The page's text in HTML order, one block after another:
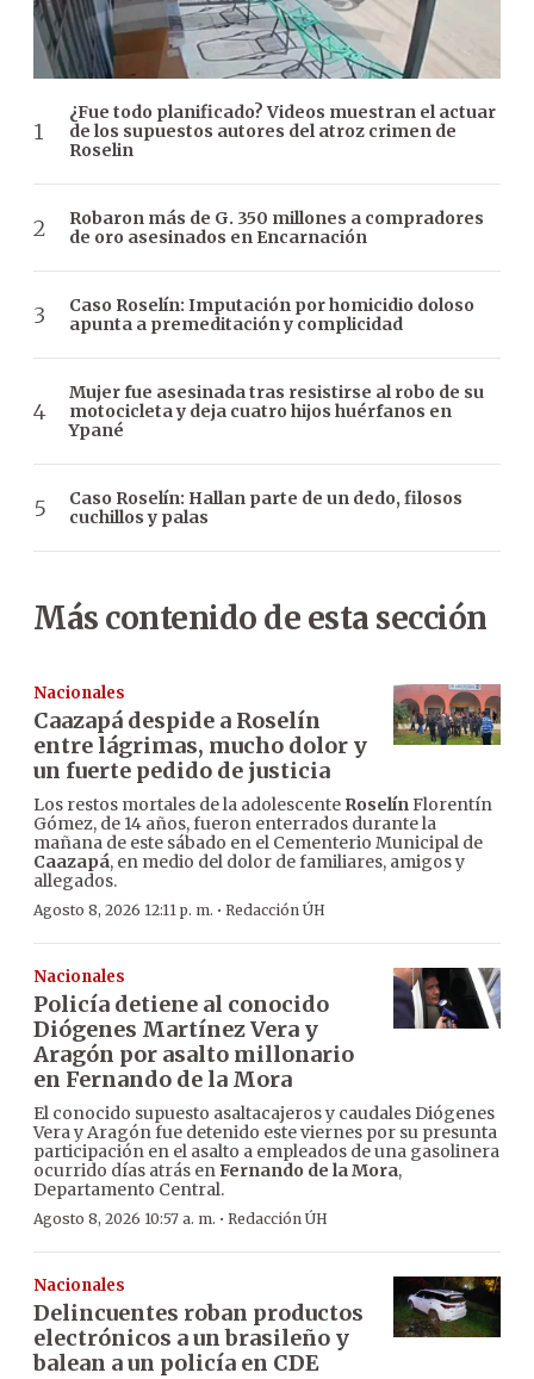
¿Fue todo planificado? Videos muestran el actuar
de los supuestos autores del atroz crimen de
Roselin
Robaron más de G. 350 millones a compradores
de oro asesinados en Encarnación
Caso Roselín: Imputación por homicidio doloso
apunta a premeditación y complicidad
Mujer fue asesinada tras resistirse al robo de su
motocicleta y deja cuatro hijos huérfanos en
Ypané
Caso Roselín: Hallan parte de un dedo, filosos
cuchillos y palas
Más contenido de esta sección
Nacionales
Caazapá despide a Roselín
entre lágrimas, mucho dolor y
un fuerte pedido de justicia
Los restos mortales de la adolescente RoselínFlorentín
Gómez, de 14 años, fueron enterrados durante la
mañana de este sábado en el Cementerio Municipal de
Caazapá, en medio del dolor de familiares, amigos y
allegados.
Agosto 8, 2026 12:11 p. m. · Redacción ÚH
Nacionales
Policía detiene al conocido
Diógenes Martínez Vera y
Aragón por asalto millonario
en Fernando de la Mora
El conocido supuesto asaltacajeros y caudales Diógenes
Vera y Aragón fue detenido este viernes por su presunta
participación en el asalto a empleados de una gasolinera
ocurrido días atrás enFernando de la Mora,
Departamento Central.
Agosto 8, 2026 10:57 a. m. · Redacción ÚH
Nacionales
Delincuentes roban productos
electrónicos a un brasileño y
balean a un policía en CDE